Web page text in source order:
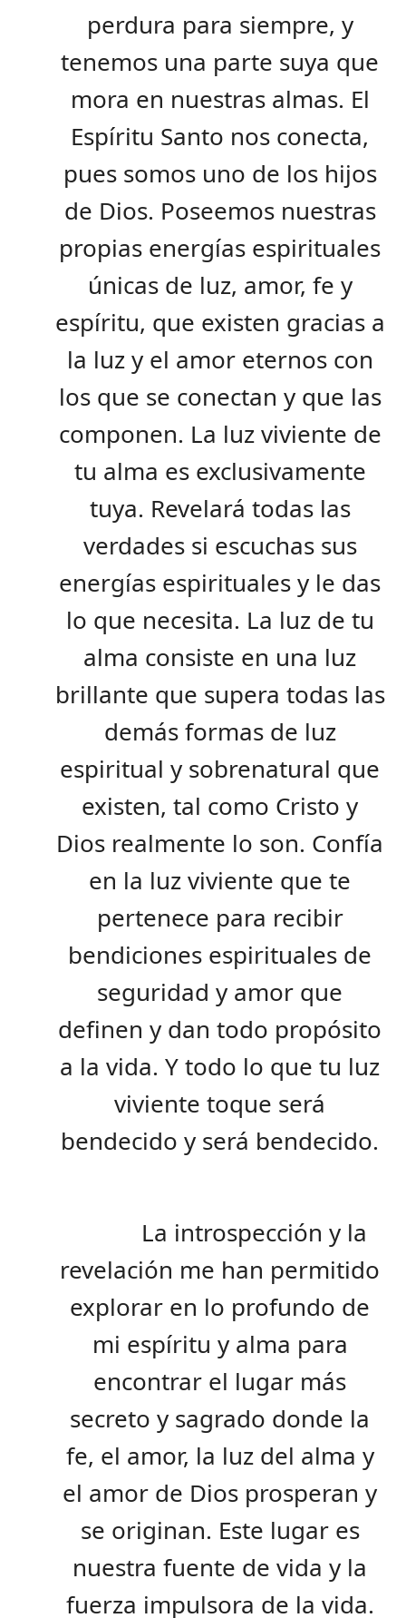
perdura para siempre, y
tenemos una parte suya que
mora en nuestras almas. El
Espíritu Santo nos conecta,
pues somos uno de los hijos
de Dios. Poseemos nuestras
propias energías espirituales
únicas de luz, amor, fe y
espíritu, que existen gracias a
la luz y el amor eternos con
los que se conectan y que las
componen. La luz viviente de
tu alma es exclusivamente
tuya. Revelará todas las
verdades si escuchas sus
energías espirituales y le das
lo que necesita. La luz de tu
alma consiste en una luz
brillante que supera todas las
demás formas de luz
espiritual y sobrenatural que
existen, tal como Cristo y
Dios realmente lo son. Confía
en la luz viviente que te
pertenece para recibir
bendiciones espirituales de
seguridad y amor que
definen y dan todo propósito
a la vida. Y todo lo que tu luz
viviente toque será
bendecido y será bendecido.
La introspección y la
revelación me han permitido
explorar en lo profundo de
mi espíritu y alma para
encontrar el lugar más
secreto y sagrado donde la
fe, el amor, la luz del alma y
el amor de Dios prosperan y
se originan. Este lugar es
nuestra fuente de vida y la
fuerza impulsora de la vida.